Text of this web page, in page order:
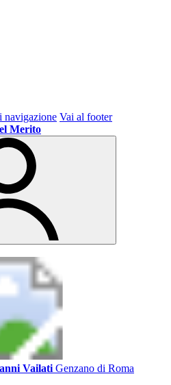
navigazione Vai al footer
Merito
Vailati Genzano di Roma